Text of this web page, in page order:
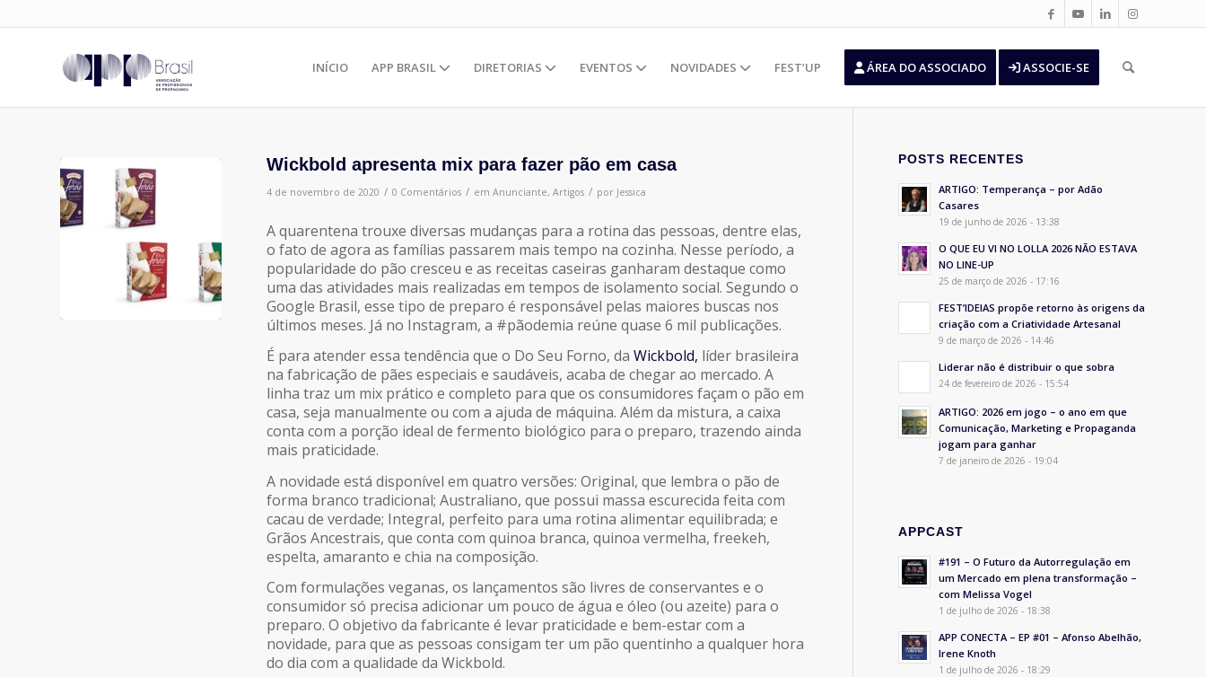
INÍCIO APP BRASIL DIRETORIAS EVENTOS NOVIDADES FEST’UP ÁREA DO ASSOCIADO ASSOCIE-SE
Wickbold apresenta mix para fazer pão em casa
4 de novembro de 2020 / 0 Comentários / em Anunciante, Artigos / por Jessica
A quarentena trouxe diversas mudanças para a rotina das pessoas, dentre elas,
o fato de agora as famílias passarem mais tempo na cozinha. Nesse período, a
popularidade do pão cresceu e as receitas caseiras ganharam destaque como
uma das atividades mais realizadas em tempos de isolamento social. Segundo o
Google Brasil, esse tipo de preparo é responsável pelas maiores buscas nos
últimos meses. Já no Instagram, a #pãodemia reúne quase 6 mil publicações.
É para atender essa tendência que o Do Seu Forno, da Wickbold, líder brasileira
na fabricação de pães especiais e saudáveis, acaba de chegar ao mercado. A
linha traz um mix prático e completo para que os consumidores façam o pão em
casa, seja manualmente ou com a ajuda de máquina. Além da mistura, a caixa
conta com a porção ideal de fermento biológico para o preparo, trazendo ainda
mais praticidade.
A novidade está disponível em quatro versões: Original, que lembra o pão de
forma branco tradicional; Australiano, que possui massa escurecida feita com
cacau de verdade; Integral, perfeito para uma rotina alimentar equilibrada; e
Grãos Ancestrais, que conta com quinoa branca, quinoa vermelha, freekeh,
espelta, amaranto e chia na composição.
Com formulações veganas, os lançamentos são livres de conservantes e o
consumidor só precisa adicionar um pouco de água e óleo (ou azeite) para o
preparo. O objetivo da fabricante é levar praticidade e bem-estar com a
novidade, para que as pessoas consigam ter um pão quentinho a qualquer hora
do dia com a qualidade da Wickbold.
POSTS RECENTES
ARTIGO: Temperança – por Adão
Casares
19 de junho de 2026 - 13:38
O QUE EU VI NO LOLLA 2026 NÃO ESTAVA
NO LINE-UP
25 de março de 2026 - 17:16
FEST’IDEIAS propõe retorno às origens da
criação com a Criatividade Artesanal
9 de março de 2026 - 14:46
Liderar não é distribuir o que sobra
24 de fevereiro de 2026 - 15:54
ARTIGO: 2026 em jogo – o ano em que
Comunicação, Marketing e Propaganda
jogam para ganhar
7 de janeiro de 2026 - 19:04
APPCAST
#191 – O Futuro da Autorregulação em
um Mercado em plena transformação –
com Melissa Vogel
1 de julho de 2026 - 18:38
APP CONECTA – EP #01 – Afonso Abelhão,
Irene Knoth
1 de julho de 2026 - 18:29